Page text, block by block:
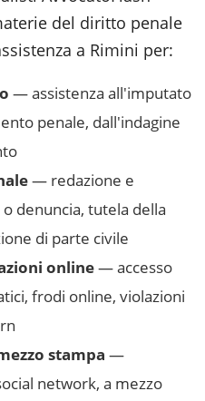
del diritto penale
a Rimini per:
— assistenza all'imputato
penale, dall'indagine
— redazione e
denuncia, tutela della
di parte civile
online— accesso
frodi online, violazioni
stampa —
network, a mezzo